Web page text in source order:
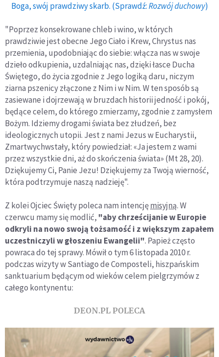
Boga, swój prawdziwy skarb. (Sprawdź:Rozwój duchowy)
"Poprzez konsekrowane chleb i wino, w których
prawdziwie jest obecne Jego Ciało i Krew, Chrystus nas
przemienia, upodobniając do siebie: włącza nas w swoje
dzieło odkupienia, uzdalniając nas, dzięki łasce Ducha
Świętego, do życia zgodnie z Jego logiką daru, niczym
ziarna pszenicy złączone z Nim i w Nim. W ten sposób są
zasiewane i dojrzewają w bruzdach historii jedność i pokój,
będące celem, do którego zmierzamy, zgodnie z zamysłem
Bożym. Idziemy drogami świata bez złudzeń, bez
ideologicznych utopii. Jest z nami Jezus w Eucharystii,
Zmartwychwstały, który powiedział: «Ja jestem z wami
przez wszystkie dni, aż do skończenia świata» (Mt 28, 20).
Dziękujemy Ci, Panie Jezu! Dziękujemy za Twoją wierność,
która podtrzymuje naszą nadzieję".
Z kolei Ojciec Święty poleca nam intencjęmisyjną. W
czerwcu mamy się modlić, "aby chrześcijanie w Europie
odkryli na nowo swoją tożsamość i z większym zapałem
uczestniczyli w głoszeniu Ewangelii". Papież często
powraca do tej sprawy. Mówił o tym 6 listopada 2010 r.
podczas wizyty w Santiago de Composteli, hiszpańskim
sanktuarium będącym od wieków celem pielgrzymów z
całego kontynentu:
DEON.PL POLECA